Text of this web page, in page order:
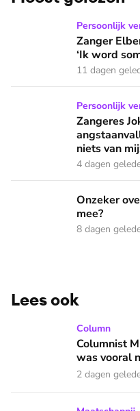
Zanger Elbert Smelt kan
Persoonlijk
Zanger
‘Ik word
11 dagen
Zangeres Joke Buis
Persoonlijk
Zangeres
niets van
4 dagen
Onzeker over je lijf: zijn
Onzeker
mee?
8 dagen
Lees ook
Columnist Miloe is
Column
Columnist
was vooral
2 dagen